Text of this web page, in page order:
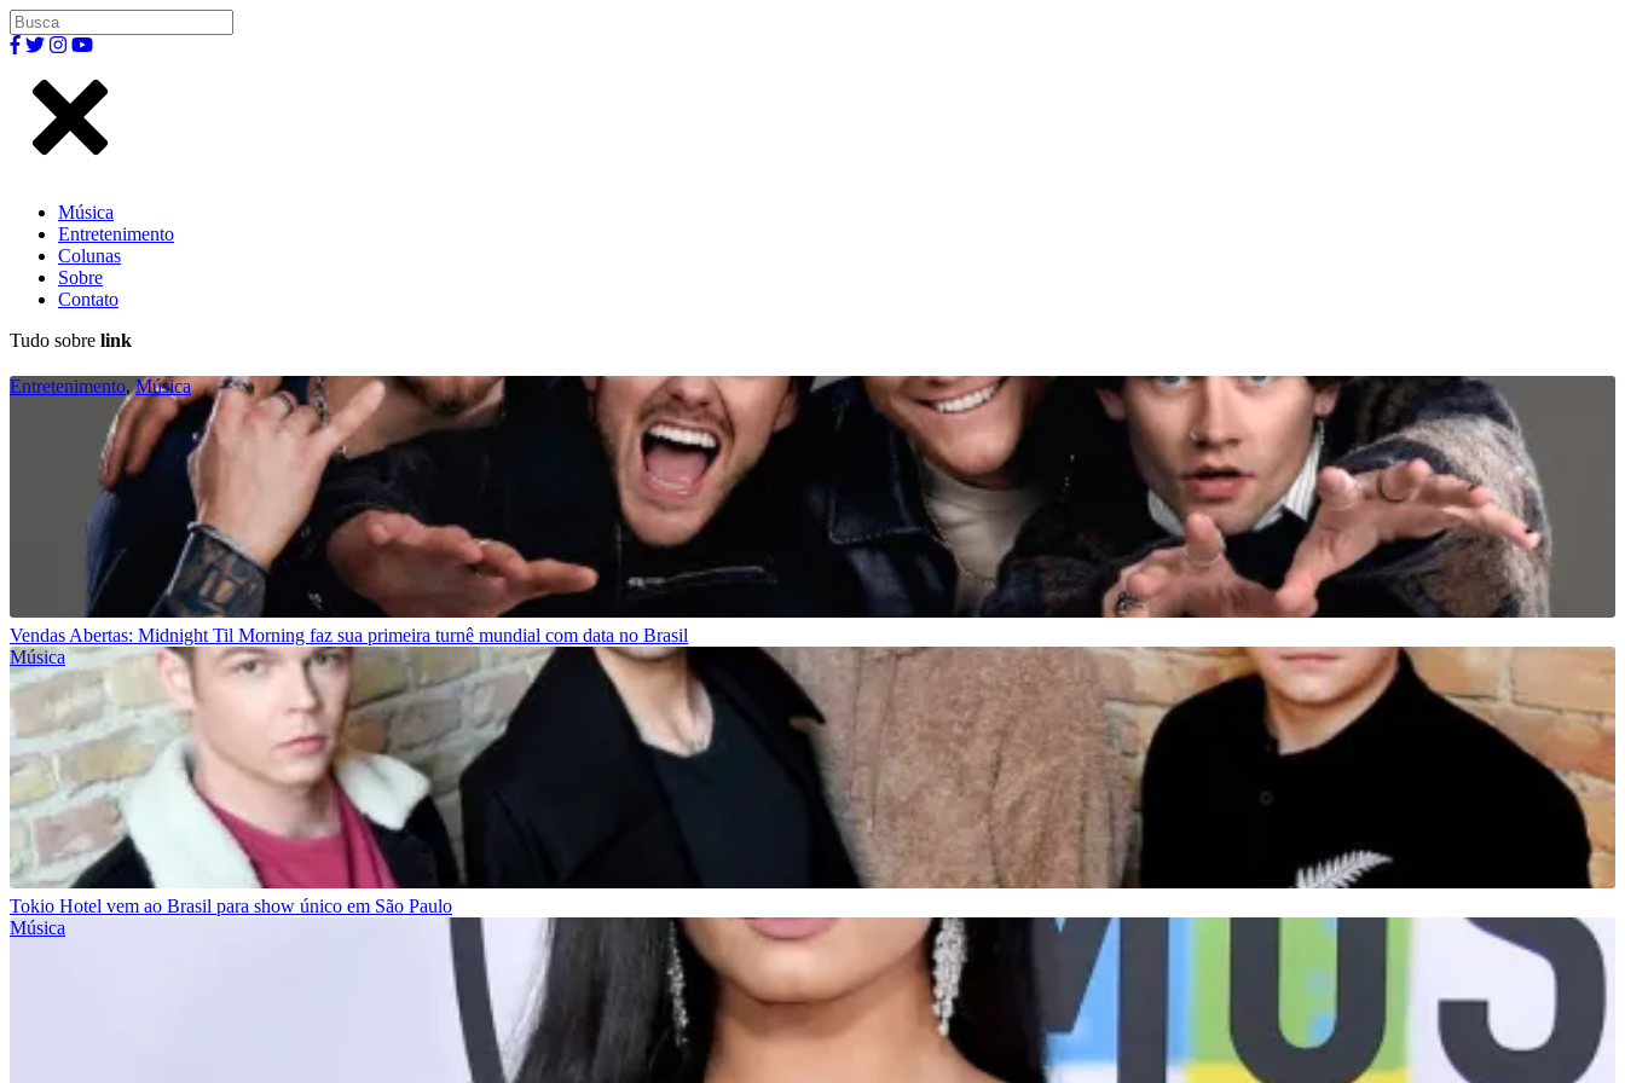
Música
Entretenimento
Colunas
Sobre
Contato
Tudo sobre link
Entretenimento,Música
Vendas Abertas: Midnight Til Morning faz sua primeira turnê mundial com data no Brasil
Música
Tokio Hotel vem ao Brasil para show único em São Paulo
Música